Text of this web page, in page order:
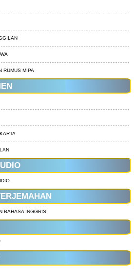
RUMUS MIPA
BAHASA INGGRIS